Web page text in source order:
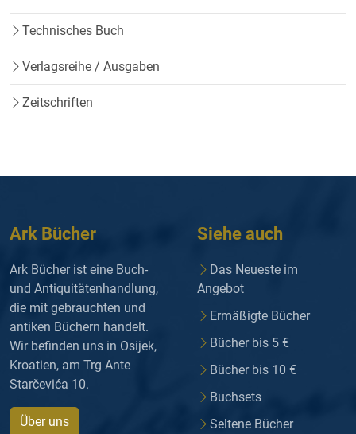
Technisches Buch
Verlagsreihe / Ausgaben
Zeitschriften
Ark Bücher
Ark Bücher ist eine Buch-
und Antiquitätenhandlung,
die mit gebrauchten und
antiken Büchern handelt.
Wir befinden uns in Osijek,
Kroatien, am Trg Ante
Starčevića 10.
Über uns
Siehe auch
Das Neueste im
Angebot
Ermäßigte Bücher
Bücher bis 5 €
Bücher bis 10 €
Buchsets
Seltene Bücher